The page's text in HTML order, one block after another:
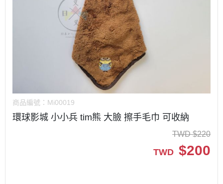
商品編號： Mi00019
環球影城 小小兵 tim熊 大臉 擦手毛巾 可收納
TWD $220
TWD $200